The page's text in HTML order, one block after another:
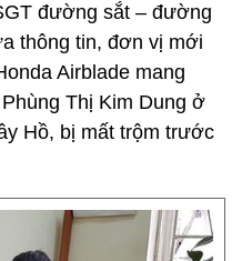
đường sắt – đường
thông tin, đơn vị mới
Airblade mang
Thị Kim Dung ở
Hồ, bị mất trộm trước